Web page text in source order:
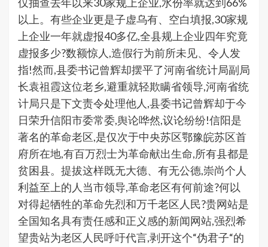
以上。有些企业更是子虚乌有、空白填报,30家规
上企业一年就虚报40多亿,全县规上企业四年究竟
虚报多少?数额惊人,造假行为前所未见、令人发
指!然而,县委书记曾辉却摆平了河南省统计局副局
长袁祖霞这位老乡,避重就轻欺瞒省领导,河南省统
计局只是下文责令处理他人,县委书记曾辉却于今
日荣升信阳市委常委,舆论哗然,议论纷纷!信阳是
著名的革命老区,是仅次于中央苏区鄂豫皖苏区首
府所在地,有百万烈士为革命献出生命,所有县都是
贫困县。提拔这样既无大德、有无公德,崇尚个人
利益至上的人当市领导,革命老区有何前途?何以
对得起牺牲的革命先烈和万千老区人民?贵网站是
全国知名具有责任感和正义感的新闻网站,强烈希
望贵站为老区人民呼吁代言,剥开这个“伪君子“的